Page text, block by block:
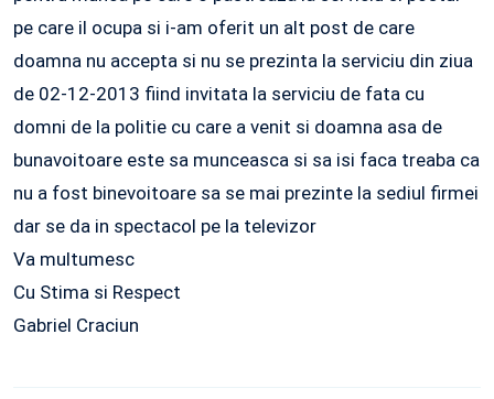
pe care il ocupa si i-am oferit un alt post de care
doamna nu accepta si nu se prezinta la serviciu din ziua
de 02-12-2013 fiind invitata la serviciu de fata cu
domni de la politie cu care a venit si doamna asa de
bunavoitoare este sa munceasca si sa isi faca treaba ca
nu a fost binevoitoare sa se mai prezinte la sediul firmei
dar se da in spectacol pe la televizor
Va multumesc
Cu Stima si Respect
Gabriel Craciun